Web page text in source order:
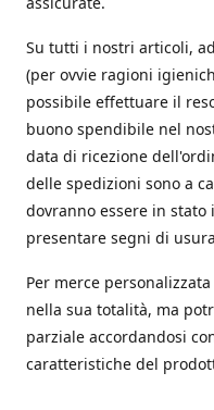
Su tutti i nostri articoli,
(per ovvie ragioni
possibile effettuare il
buono spendibile nel
data di ricezione
delle spedizioni sono a
dovranno essere in
presentare segni di
Per merce
nella sua totalità, ma
parziale accordandosi
caratteristiche del